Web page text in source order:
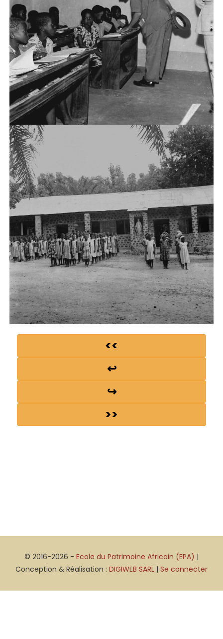
<<
↩
↪
>>
© 2016-2026 - Ecole du Patrimoine Africain (EPA) |
Conception & Réalisation : DIGIWEB SARL | Se connecter